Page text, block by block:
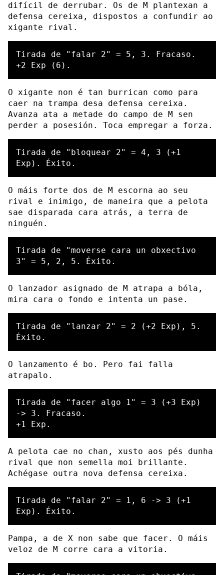
difícil de derrubar. Os de M plantexan a
defensa cereixa, dispostos a confundir ao
xigante rival.
Tirada de "falar 2" = 5, 3. Fracaso.
O xigante non é tan burrican como para
caer na trampa desa defensa cereixa.
Avanza ata a metade do campo de M sen
perder a posesión. Toca empregar a forza.
Tirada de "bloquear 2" = 4, 3 (+1
O máis forte dos de M escorna ao seu
rival e inimigo, de maneira que a pelota
sae disparada cara atrás, a terra de
ninguén.
Tirada de "moverse cara un obxectivo
O lanzador asignado de M atrapa a bóla,
mira cara o fondo e intenta un pase.
Tirada de "lanzar 2" = 2 (+2 Exp), 5.
O lanzamento é bo. Pero fai falla
atrapalo.
Tirada de "facer algo 1" = 3 (+3 Exp)
-> 3. Fracaso.
A pelota cae no chan, xusto aos pés dunha
rival que non semella moi brillante.
Achégase outra nova defensa cereixa.
Tirada de "falar 2" = 1, 6 -> 3 (+1
Pampa, a de X non sabe que facer. O máis
veloz de M corre cara a vitoria.